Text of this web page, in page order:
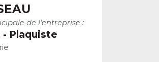
de l'entreprise :
Plaquiste